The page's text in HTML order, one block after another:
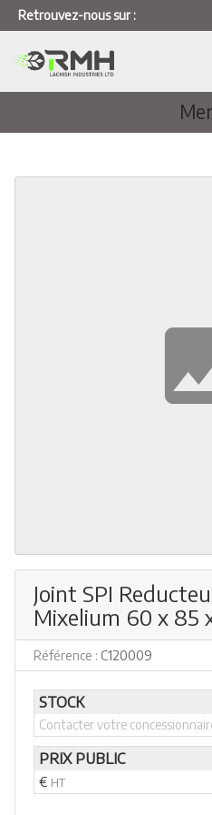
Retrouvez-nous sur :
Joint SPI
Mixelium 60 x 85
Référence : C120009
STOCK
Contacter votre
PRIX PUBLIC
€ HT